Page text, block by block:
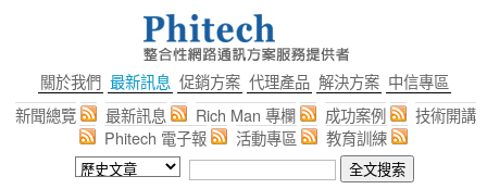
關於我們 最新訊息 促銷方案 代理產品 解決方案 中信專區
新聞總覽
最新訊息 Rich Man 專欄 成功案例
技術開講
Phitech 電子報
活動專區 教育訓練